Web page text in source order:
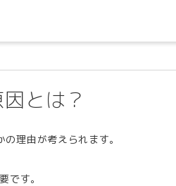
とは？
理由が考えられます。
です。